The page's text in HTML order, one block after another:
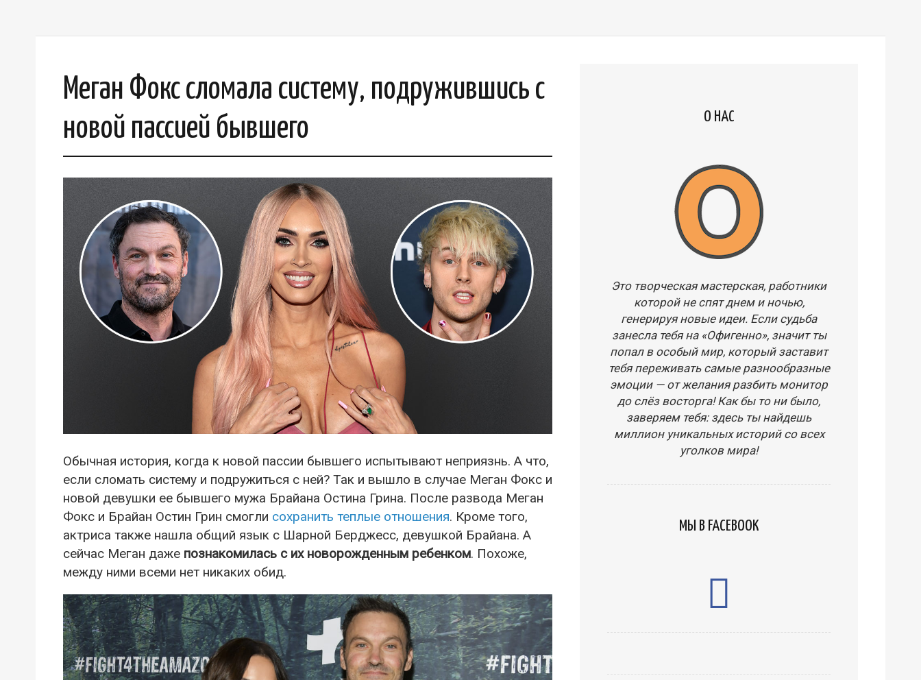
Меган Фокс сломала систему, подружившись с
новой пассией бывшего
Обычная история, когда к новой пассии бывшего испытывают неприязнь. А что,
если сломать систему и подружиться с ней? Так и вышло в случае Меган Фокс и
новой девушки ее бывшего мужа Брайана Остина Грина. После развода Меган
Фокс и Брайан Остин Грин смогли сохранить теплые отношения. Кроме того,
актриса также нашла общий язык с Шарной Берджесс, девушкой Брайана. А
сейчас Меган даже познакомилась с их новорожденным ребенком. Похоже,
между ними всеми нет никаких обид.
О НАС
Это творческая мастерская, работники
которой не спят днем и ночью,
генерируя новые идеи. Если судьба
занесла тебя на «Офигенно», значит ты
попал в особый мир, который заставит
тебя переживать самые разнообразные
эмоции — от желания разбить монитор
до слёз восторга! Как бы то ни было,
заверяем тебя: здесь ты найдешь
миллион уникальных историй со всех
уголков мира!
МЫ В FACEBOOK